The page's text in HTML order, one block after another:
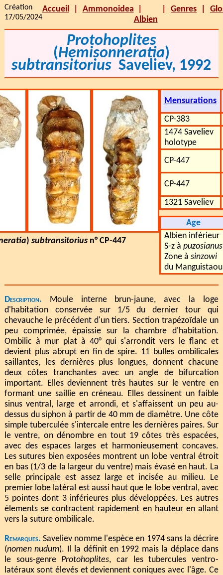
Création
17/05/2024
Accueil
Ammonoidea
Albien
Genres
Protohoplites
(Hemisonneratia)
subtransitorius Saveliev, 1992
) subtransitorius n° CP-447
Mensurations
CP-383
1474 Saveliev
holotype
CP-447
CP-447
1321 Saveliev
Age
Albien inférieur
S-z à puzosianus
Zone à sinzowi
du Manguistaou
Description. Moule interne brun-jaune, avec la loge
d'habitation conservée sur 1/5 du dernier tour qui
chevauche le précédent d'un tiers. Section trapézoïdale un
peu comprimée, épaissie sur la chambre d'habitation.
Ombilic à mur plat à 40° qui s'arrondit vers le flanc et
devient plus abrupt en fin de spire. 11 bulles ombilicales
saillantes, les dernières plus longues, donnent chacune
deux côtes tranchantes avec un angle de bifurcation
important. Elles deviennent très hautes sur le ventre en
formant une saillie en créneau. Elles dessinent un faible
sinus ventral, large et arrondi, et s'affaissent un peu au-
dessus du siphon à partir de 40 mm de diamètre. Une côte
simple tuberculée s'intercale entre les dernières paires. Sur
le ventre, on dénombre en tout 19 côtes très espacées,
avec des espaces larges et harmonieusement concaves.
Les sutures bien exposées montrent un lobe ventral étroit
en bas (1/3 de la largeur du ventre) mais évasé en haut. La
selle principale est assez large et incisée au milieu. Le
premier lobe latéral est aussi haut que le lobe ventral, avec
5 pointes dont 3 inférieures plus développées. Les autres
élements se contractent rapidement en hauteur en allant
vers la suture ombilicale.
Remarques.Saveliev nomme l'espèce en 1974 sans la décrire
(nomen nudum). Il la définit en 1992 mais la déplace dans
le sous-genre Protohoplites, car les tubercules ventro-
latéraux sont élevés et deviennent coniques avec l'âge. Ce